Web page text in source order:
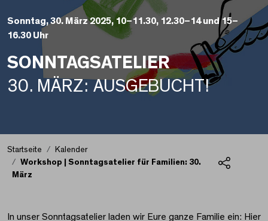
Sonntag, 30. März 2025, 10–11.30, 12.30–14 und 15–
16.30 Uhr
SONNTAGSATELIER
30. MÄRZ: AUSGEBUCHT!
Startseite
Kalender
Workshop | Sonntagsatelier für Familien: 30.
März
In unser Sonntagsatelier laden wir Eure ganze Familie ein: Hier